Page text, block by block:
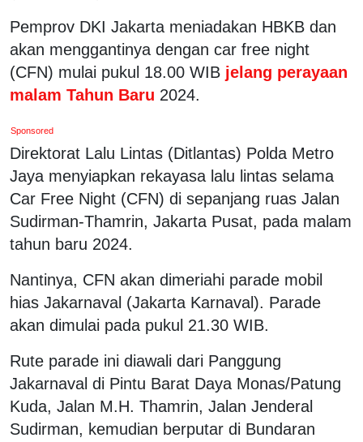
Pemprov DKI Jakarta meniadakan HBKB dan
akan menggantinya dengan car free night
(CFN) mulai pukul 18.00 WIB jelang perayaan
malam Tahun Baru 2024.
Sponsored
Direktorat Lalu Lintas (Ditlantas) Polda Metro
Jaya menyiapkan rekayasa lalu lintas selama
Car Free Night (CFN) di sepanjang ruas Jalan
Sudirman-Thamrin, Jakarta Pusat, pada malam
tahun baru 2024.
Nantinya, CFN akan dimeriahi parade mobil
hias Jakarnaval (Jakarta Karnaval). Parade
akan dimulai pada pukul 21.30 WIB.
Rute parade ini diawali dari Panggung
Jakarnaval di Pintu Barat Daya Monas/Patung
Kuda, Jalan M.H. Thamrin, Jalan Jenderal
Sudirman, kemudian berputar di Bundaran